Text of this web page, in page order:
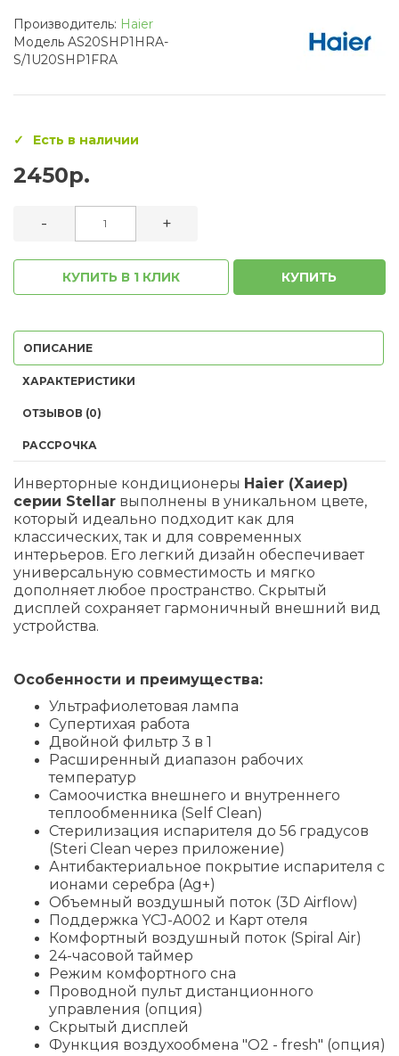
Производитель: Haier
Модель AS20SHP1HRA-
S/1U20SHP1FRA
Есть в наличии
2450р.
- +
КУПИТЬ В 1 КЛИК КУПИТЬ
ОПИСАНИЕ
ХАРАКТЕРИСТИКИ
ОТЗЫВОВ (0)
РАССРОЧКА
Инверторные кондиционеры Haier (Хаиер)
серии Stellar выполнены в уникальном цвете,
который идеально подходит как для
классических, так и для современных
интерьеров. Его легкий дизайн обеспечивает
универсальную совместимость и мягко
дополняет любое пространство. Скрытый
дисплей сохраняет гармоничный внешний вид
устройства.
Особенности и преимущества:
Ультрафиолетовая лампа
Супертихая работа
Двойной фильтр 3 в 1
Расширенный диапазон рабочих
температур
Самоочистка внешнего и внутреннего
теплообменника (Self Clean)
Стерилизация испарителя до 56 градусов
(Steri Clean через приложение)
Антибактериальное покрытие испарителя с
ионами серебра (Ag+)
Объемный воздушный поток (3D Airflow)
Поддержка YCJ-A002 и Карт отеля
Комфортный воздушный поток (Spiral Air)
24-часовой таймер
Режим комфортного сна
Проводной пульт дистанционного
управления (опция)
Скрытый дисплей
Функция воздухообмена "О2 - fresh" (опция)